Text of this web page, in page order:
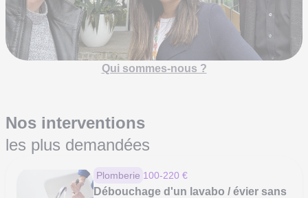
Qui sommes-nous ?
Nos interventions
les plus demandées
Plomberie 100-220 €
Débouchage d'un lavabo / évier sans